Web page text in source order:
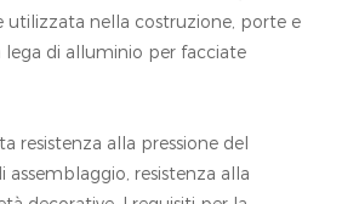
utilizzata nella costruzione, porte e
lega di alluminio per facciate
resistenza alla pressione del
assemblaggio, resistenza alla